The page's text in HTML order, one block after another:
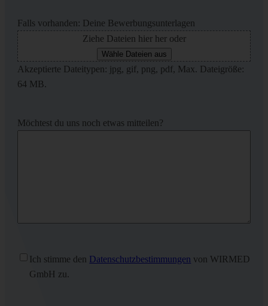
Falls vorhanden: Deine Bewerbungsunterlagen
Ziehe Dateien hier her oder
Wähle Dateien aus
Akzeptierte Dateitypen: jpg, gif, png, pdf, Max. Dateigröße:
64 MB.
Möchtest du uns noch etwas mitteilen?
Ohne
Titel(erforderlich)
Ich stimme den Datenschutzbestimmungen von WIRMED
GmbH zu.